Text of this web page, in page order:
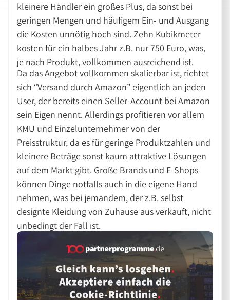
kleinere Händler ein großes Plus, da sonst bei
geringen Mengen und häufigem Ein- und Ausgang
die Kosten unnötig hoch sind. Zehn Kubikmeter
kosten für ein halbes Jahr z.B. nur 750 Euro, was,
je nach Produkt, vollkommen ausreichend ist.
Da das Angebot vollkommen skalierbar ist, richtet
sich “Versand durch Amazon” eigentlich an jeden
User, der bereits einen Seller-Account bei Amazon
sein Eigen nennt. Allerdings profitieren vor allem
KMU und Einzelunternehmer von der
Preisstruktur, da es für geringe Produktzahlen und
kleinere Beträge sonst kaum attraktive Lösungen
auf dem Markt gibt. Große Brands und E-Shops
können Dinge notfalls auch in die eigene Hand
nehmen, was bei jemandem, der z.B. selbst
designte Kleidung von Zuhause aus verkauft, nicht
unbedingt der Fall ist.